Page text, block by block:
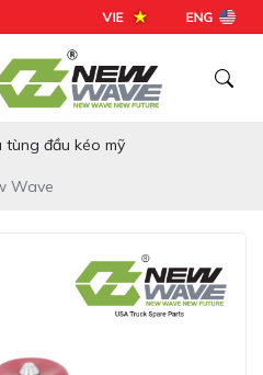
tùng đầu kéo mỹ
Wave